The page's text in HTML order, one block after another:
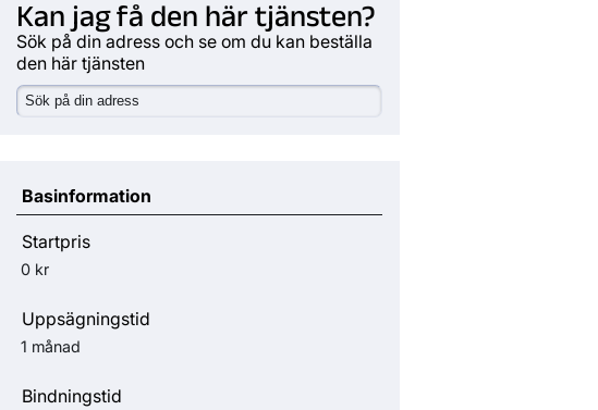
Kan jag få den här tjänsten?
Sök på din adress och se om du kan beställa
den här tjänsten
Basinformation
Startpris
0 kr
Uppsägningstid
1 månad
Bindningstid